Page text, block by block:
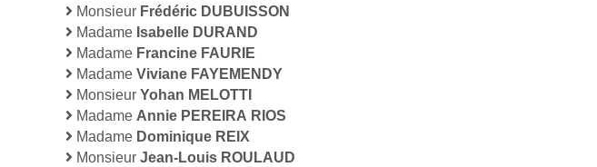
Monsieur Frédéric DUBUISSON
Madame Isabelle DURAND
Madame Francine FAURIE
Madame Viviane FAYEMENDY
Monsieur Yohan MELOTTI
Madame Annie PEREIRA RIOS
Madame Dominique REIX
Monsieur Jean-Louis ROULAUD